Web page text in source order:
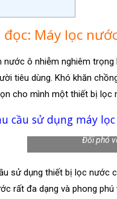
đọc: Máy lọc
nước ô nhiễm nghiêm
tiêu dùng. Khó khăn
cho mình một thiết bị lọc
cầu sử dụng máy
Đối phó
sử dụng thiết bị lọc nước
rất đa dạng và phong phú